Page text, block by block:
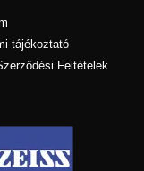
tájékoztató
Feltételek